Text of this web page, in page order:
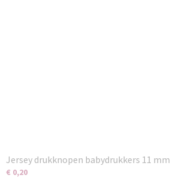
Jersey drukknopen babydrukkers 11 mm
€ 0,20